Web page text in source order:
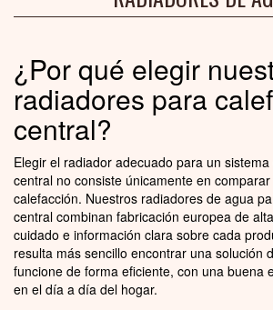
¿Por qué elegir
radiadores para
central?
Elegir el radiador adecuado para un
central no consiste únicamente en
calefacción. Nuestros radiadores de agua
central combinan fabricación europea de
cuidado e información clara sobre cada
resulta más sencillo encontrar una solución
funcione de forma eficiente, con una buena
en el día a día del hogar.